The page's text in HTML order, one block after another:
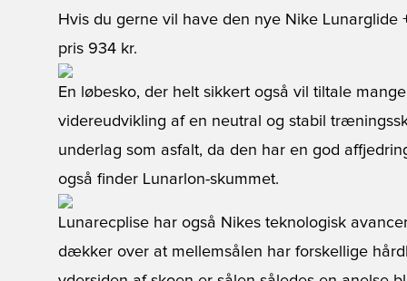
Hvis du gerne vil have den nye Nike Lunarglide
pris 934 kr.
En løbesko, der helt sikkert også vil tiltale
videreudvikling af en neutral og stabil
underlag som asfalt, da den har en god
også finder Lunarlon-skummet.
Lunarecplise har også Nikes teknologisk
dækker over at mellemsålen har forskellige